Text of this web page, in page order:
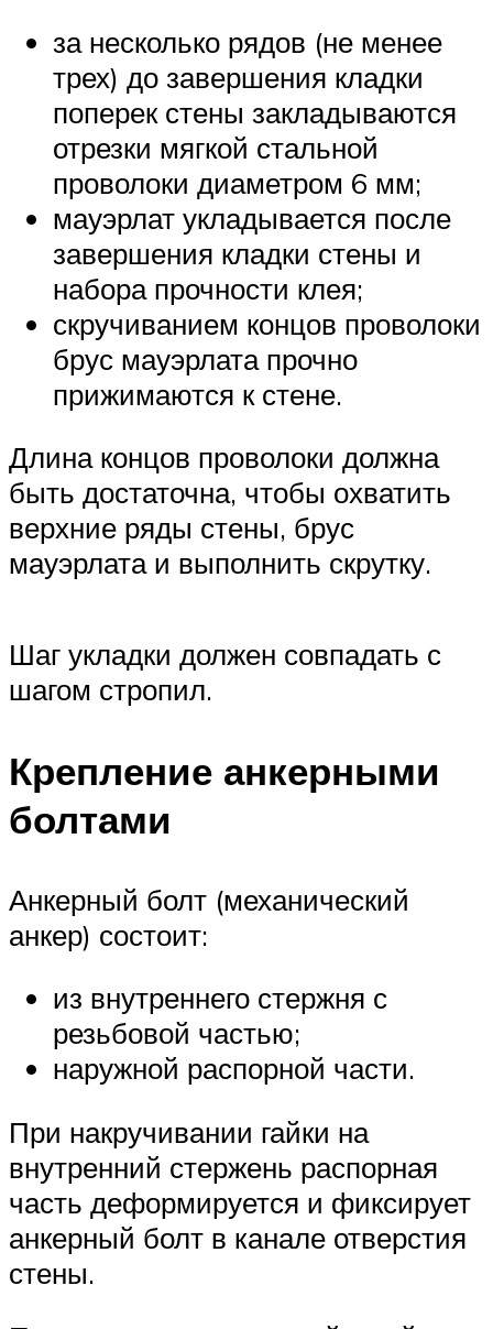
за несколько рядов (не менее
трех) до завершения кладки
поперек стены закладываются
отрезки мягкой стальной
проволоки диаметром 6 мм;
мауэрлат укладывается после
завершения кладки стены и
набора прочности клея;
скручиванием концов проволоки
брус мауэрлата прочно
прижимаются к стене.
Длина концов проволоки должна
быть достаточна, чтобы охватить
верхние ряды стены, брус
мауэрлата и выполнить скрутку.
Шаг укладки должен совпадать с
шагом стропил.
Крепление анкерными
болтами
Анкерный болт (механический
анкер) состоит:
из внутреннего стержня с
резьбовой частью;
наружной распорной части.
При накручивании гайки на
внутренний стержень распорная
часть деформируется и фиксирует
анкерный болт в канале отверстия
стены.